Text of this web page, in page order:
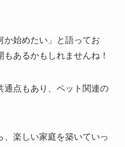
か始めたい」と語ってお
もあるかもしれませんね！
通点もあり、ペット関連の
、楽しい家庭を築いていっ